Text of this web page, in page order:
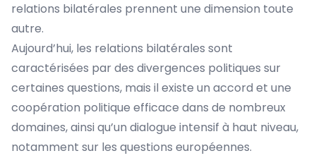
relations bilatérales prennent une dimension toute
autre.
Aujourd’hui, les relations bilatérales sont
caractérisées par des divergences politiques sur
certaines questions, mais il existe un accord et une
coopération politique efficace dans de nombreux
domaines, ainsi qu’un dialogue intensif à haut niveau,
notamment sur les questions européennes.